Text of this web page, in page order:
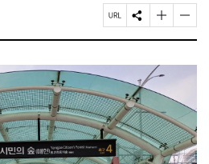
요
페
이
U
R
복
사
S
N
공
유
하
기
글
자
기
크
게
변
경
하
기
글
자
기
작
변
경
하
기